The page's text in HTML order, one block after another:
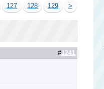
127 128 129 >
#1241